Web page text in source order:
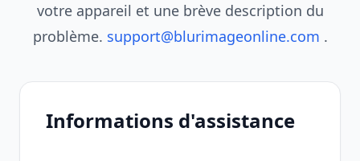
votre appareil et une brève description du
problème. support@blurimageonline.com .
Informations d'assistance